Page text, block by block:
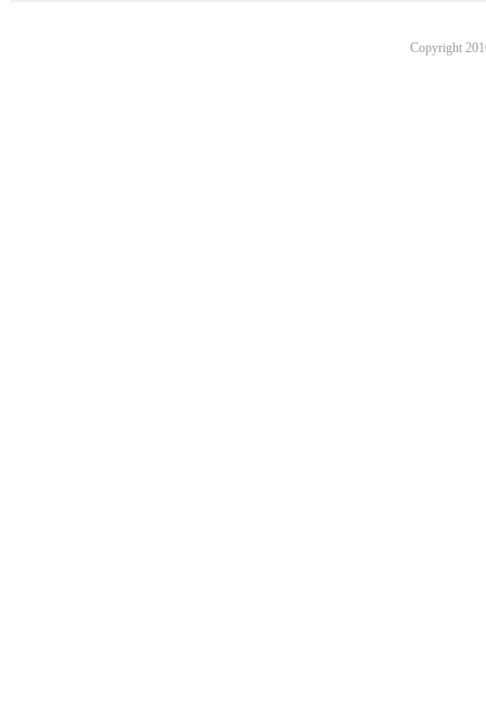
Copyright